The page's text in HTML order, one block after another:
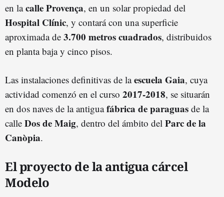
en lacalle Provença, en un solar propiedad del
Hospital Clínic, y contará con una superficie
aproximada de 3.700 metros cuadrados, distribuidos
en planta baja y cinco pisos.
Las instalaciones definitivas de laescuela Gaia, cuya
actividad comenzó en el curso 2017-2018, se situarán
en dos naves de la antiguafábrica de paraguas de la
calle Dos de Maig, dentro del ámbito del Parc de la
Canòpia.
El proyecto de la antigua cárcel
Modelo